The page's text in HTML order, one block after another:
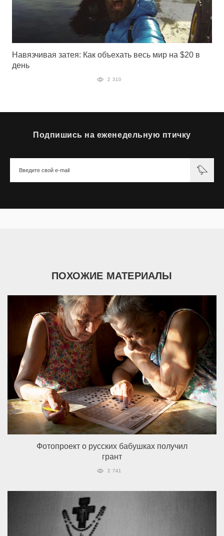
Навязчивая затея: Как объехать весь мир на $20 в
день
2 310
Подпишись на еженедельную птичку
ПОХОЖИЕ МАТЕРИАЛЫ
Фотопроект о русских бабушках получил
грант
2 741